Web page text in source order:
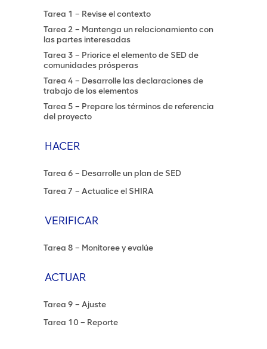
Tarea 1 – Revise el contexto
Tarea 2 – Mantenga un relacionamiento con
las partes interesadas
Tarea 3 – Priorice el elemento de SED de
comunidades prósperas
Tarea 4 – Desarrolle las declaraciones de
trabajo de los elementos
Tarea 5 – Prepare los términos de referencia
del proyecto
HACER
Tarea 6 – Desarrolle un plan de SED
Tarea 7 – Actualice el SHIRA
VERIFICAR
Tarea 8 – Monitoree y evalúe
ACTUAR
Tarea 9 – Ajuste
Tarea 10 – Reporte